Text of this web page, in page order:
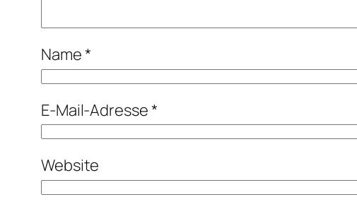
Name*
E-Mail-Adresse*
Website